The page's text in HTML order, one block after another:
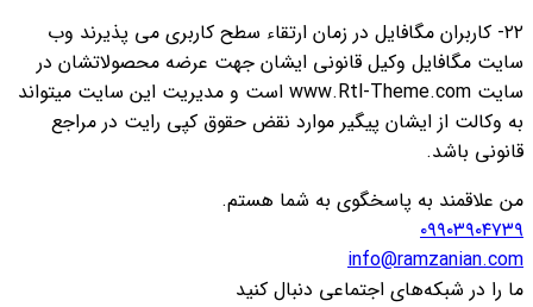
۲۲- کاربران مگافایل در زمان ارتقاء سطح کاربری می پذیرند وب
سایت مگافایل وکیل قانونی ایشان جهت عرضه محصولاتشان در
سایت www.Rtl-Theme.com است و مدیریت این سایت میتواند
به وکالت از ایشان پیگیر موارد نقض حقوق کپی رایت در مراجع
قانونی باشد.
من علاقمند به پاسخگوی به شما هستم.
۰۹۹۰۳۹۰۴۷۳۹
info@ramzanian.com
ما را در شبکه‌های اجتماعی دنبال کنید